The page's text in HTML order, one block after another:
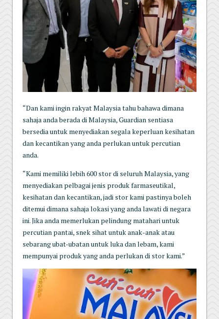
“Dan kami ingin rakyat Malaysia tahu bahawa dimana
sahaja anda berada di Malaysia, Guardian sentiasa
bersedia untuk menyediakan segala keperluan kesihatan
dan kecantikan yang anda perlukan untuk percutian
anda.
“Kami memiliki lebih 600 stor di seluruh Malaysia, yang
menyediakan pelbagai jenis produk farmaseutikal,
kesihatan dan kecantikan, jadi stor kami pastinya boleh
ditemui dimana sahaja lokasi yang anda lawati di negara
ini. Jika anda memerlukan pelindung matahari untuk
percutian pantai, snek sihat untuk anak-anak atau
sebarang ubat-ubatan untuk luka dan lebam, kami
mempunyai produk yang anda perlukan di stor kami.”